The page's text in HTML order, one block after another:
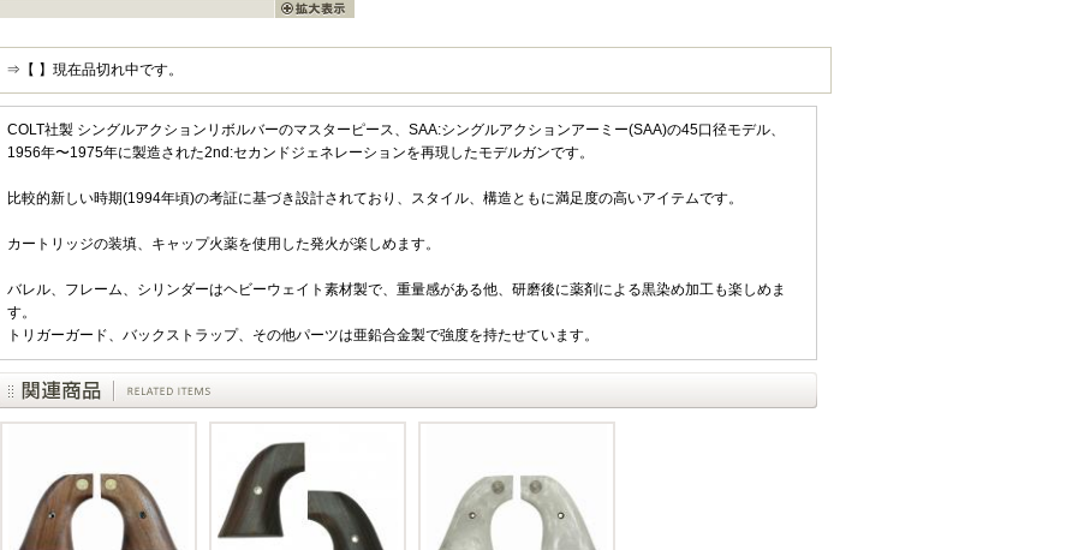
⇒【 】現在品切れ中です。
COLT社製 シングルアクションリボルバーのマスターピース、SAA:シングルアクションアーミー(SAA)の45口径モデル、
1956年〜1975年に製造された2nd:セカンドジェネレーションを再現したモデルガンです。
比較的新しい時期(1994年頃)の考証に基づき設計されており、スタイル、構造ともに満足度の高いアイテムです。
カートリッジの装填、キャップ火薬を使用した発火が楽しめます。
バレル、フレーム、シリンダーはヘビーウェイト素材製で、重量感がある他、研磨後に薬剤による黒染め加工も楽しめま
す。
トリガーガード、バックストラップ、その他パーツは亜鉛合金製で強度を持たせています。